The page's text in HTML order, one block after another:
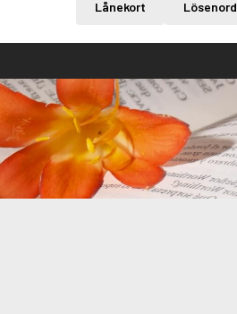
Lånekort Lösenord